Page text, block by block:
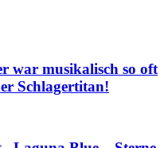
war musikalisch so oft
Schlagertitan!